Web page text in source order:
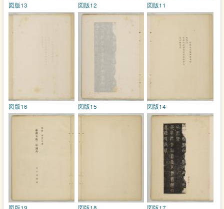
図版11
図版12
図版13
図版14
図版15
図版16